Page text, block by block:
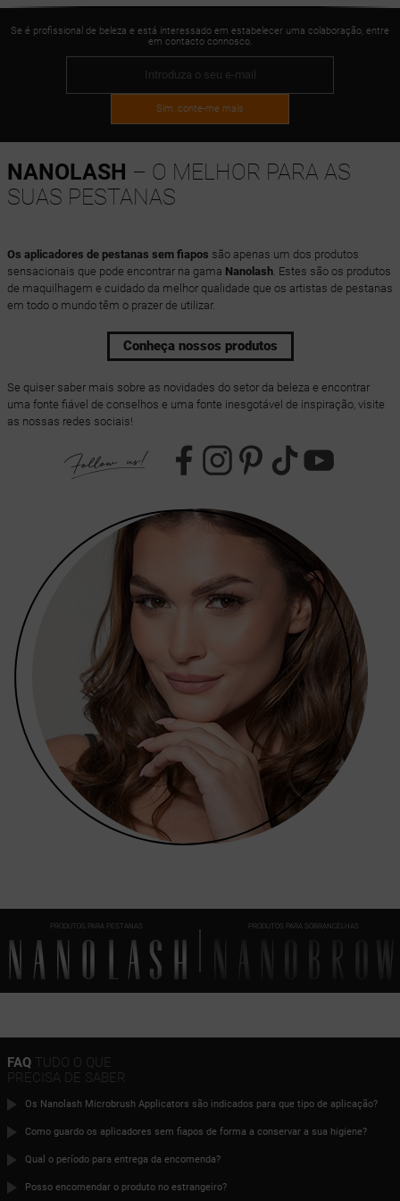
Se é profissional de beleza e está interessado em estabelecer uma colaboração, entre
em contacto connosco.
Sim, conte-me mais
NANOLASH – O MELHOR PARA AS
SUAS PESTANAS
Os aplicadores de pestanas sem fiapos são apenas um dos produtos
sensacionais que pode encontrar na gama Nanolash. Estes são os produtos
de maquilhagem e cuidado da melhor qualidade que os artistas de pestanas
em todo o mundo têm o prazer de utilizar.
Conheça nossos produtos
Se quiser saber mais sobre as novidades do setor da beleza e encontrar
uma fonte fiável de conselhos e uma fonte inesgotável de inspiração, visite
as nossas redes sociais!
PRODUTOS PARA PESTANAS PRODUTOS PARA SOBRANCELHAS
FAQTUDO O QUE
PRECISA DE SABER
Os Nanolash Microbrush Applicators são indicados para que tipo de aplicação?
Como guardo os aplicadores sem fiapos de forma a conservar a sua higiene?
Qual o período para entrega da encomenda?
Posso encomendar o produto no estrangeiro?